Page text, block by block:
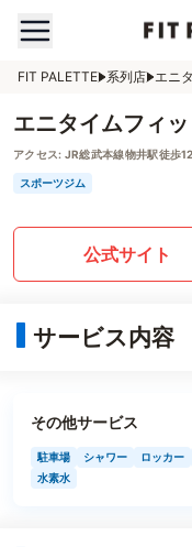
FIT PALETTE 系列店 エニ
エニタイムフィ
アクセス: JR総武本線物井駅徒歩
スポーツジム
公式サイト
サービス内容
その他サービス
駐車場 シャワー ロッカー
水素水